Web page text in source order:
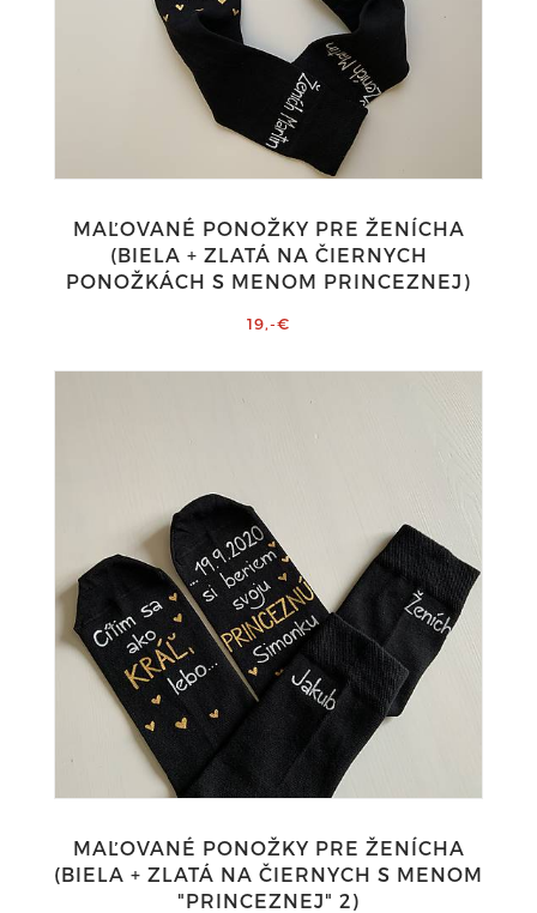
MAĽOVANÉ PONOŽKY PRE ŽENÍCHA
(BIELA + ZLATÁ NA ČIERNYCH
PONOŽKÁCH S MENOM PRINCEZNEJ)
19,-€
MAĽOVANÉ PONOŽKY PRE ŽENÍCHA
(BIELA + ZLATÁ NA ČIERNYCH S MENOM
"PRINCEZNEJ" 2)